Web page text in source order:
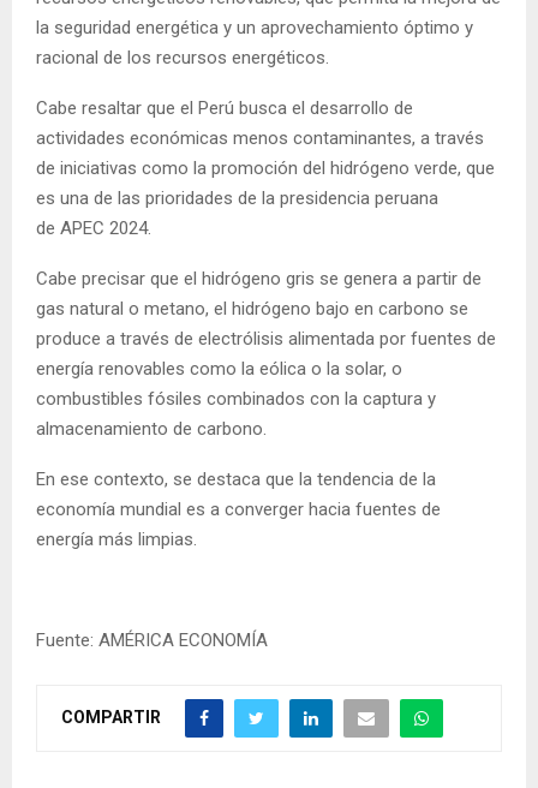
la seguridad energética y un aprovechamiento óptimo y
racional de los recursos energéticos.
Cabe resaltar que el Perú busca el desarrollo de
actividades económicas menos contaminantes, a través
de iniciativas como la promoción del hidrógeno verde, que
es una de las prioridades de la presidencia peruana
de APEC 2024.
Cabe precisar que el hidrógeno gris se genera a partir de
gas natural o metano, el hidrógeno bajo en carbono se
produce a través de electrólisis alimentada por fuentes de
energía renovables como la eólica o la solar, o
combustibles fósiles combinados con la captura y
almacenamiento de carbono.
En ese contexto, se destaca que la tendencia de la
economía mundial es a converger hacia fuentes de
energía más limpias.
Fuente: AMÉRICA ECONOMÍA
COMPARTIR